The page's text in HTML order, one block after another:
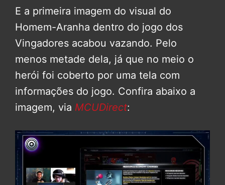
E a primeira imagem do visual do
Homem-Aranha dentro do jogo dos
Vingadores acabou vazando. Pelo
menos metade dela, já que no meio o
herói foi coberto por uma tela com
informações do jogo. Confira abaixo a
imagem, via MCUDirect: